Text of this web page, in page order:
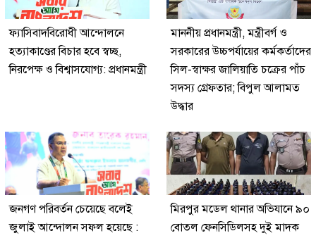
ফ্যাসিবাদবিরোধী আন্দোলনে
হত্যাকাণ্ডের বিচার হবে স্বচ্ছ,
নিরপেক্ষ ও বিশ্বাসযোগ্য: প্রধানমন্ত্রী
মাননীয় প্রধানমন্ত্রী, মন্ত্রীবর্গ ও
সরকারের উচ্চপর্যায়ের কর্মকর্তাদের
সিল-স্বাক্ষর জালিয়াতি চক্রের পাঁচ
সদস্য গ্রেফতার; বিপুল আলামত
উদ্ধার
জনগণ পরিবর্তন চেয়েছে বলেই
জুলাই আন্দোলন সফল হয়েছে :
মিরপুর মডেল থানার অভিযানে ৯০
বোতল ফেনসিডিলসহ দুই মাদক